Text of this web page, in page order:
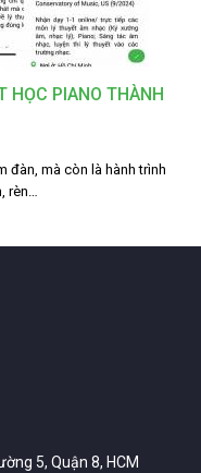
HỌC PIANO THÀNH
đàn, mà còn là hành trình
rèn…
5, Quận 8, HCM